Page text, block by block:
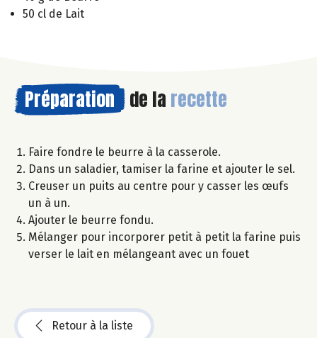
50 cl de Lait
Préparation de la recette
Faire fondre le beurre à la casserole.
Dans un saladier, tamiser la farine et ajouter le sel.
Creuser un puits au centre pour y casser les œufs
un à un.
Ajouter le beurre fondu.
Mélanger pour incorporer petit à petit la farine puis
verser le lait en mélangeant avec un fouet
Retour à la liste